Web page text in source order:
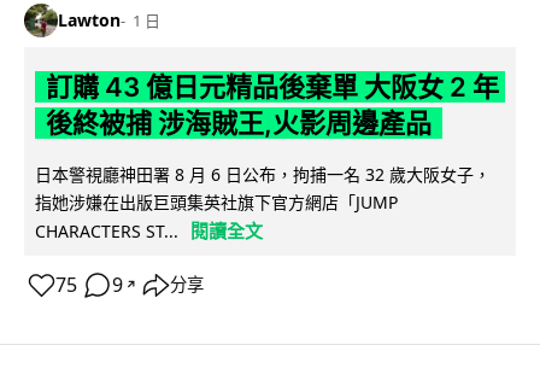
Lawton 1 日
訂購 43 億日元精品後棄單 大阪女 2 年
後終被捕 涉海賊王,火影周邊產品
日本警視廳神田署 8 月 6 日公布，拘捕一名 32 歲大阪女子，
指她涉嫌在出版巨頭集英社旗下官方網店「JUMP
CHARACTERS ST...
閱讀全文
75 9 ↗ 分享